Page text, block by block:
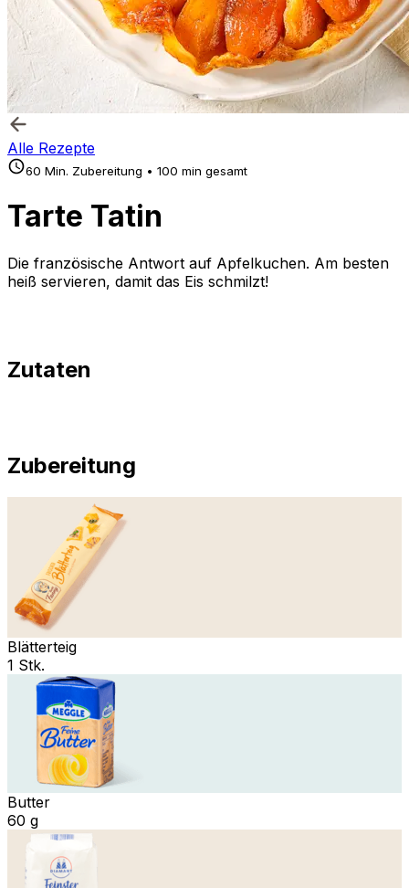
Alle Rezepte
60 Min. Zubereitung • 100 min gesamt
Tarte Tatin
Die französische Antwort auf Apfelkuchen. Am besten
heiß servieren, damit das Eis schmilzt!
Zutaten
Zubereitung
Blätterteig
1 Stk.
Butter
60 g